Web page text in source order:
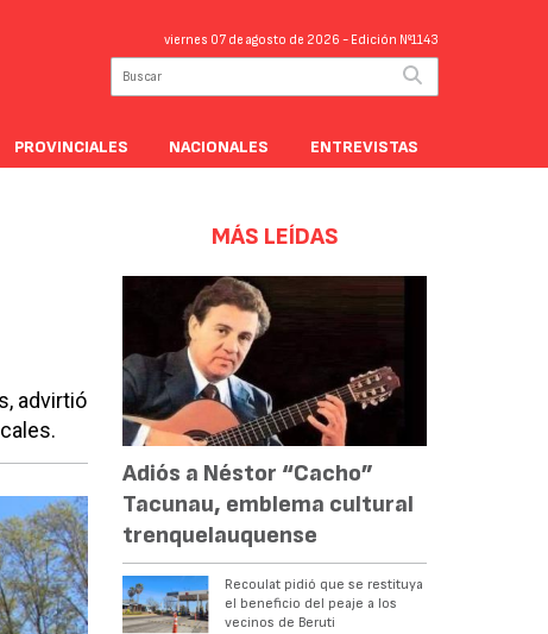
viernes 07 de agosto de 2026 - Edición Nº1143
PROVINCIALES NACIONALES ENTREVISTAS
advirtió
MÁS LEÍDAS
Adiós a Néstor “Cacho”
Tacunau, emblema cultural
trenquelauquense
Recoulat pidió que se restituya
el beneficio del peaje a los
vecinos de Beruti